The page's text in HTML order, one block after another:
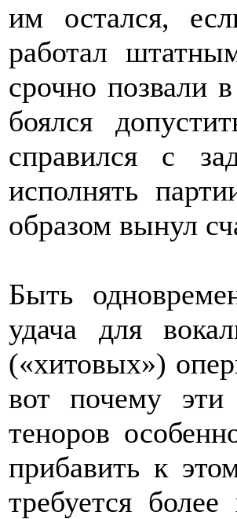
им остался,
работал
срочно позвали
боялся
справился с
исполнять
образом вынул
Быть
удача для
(«хитовых»)
вот почему эти
теноров
прибавить к
требуется